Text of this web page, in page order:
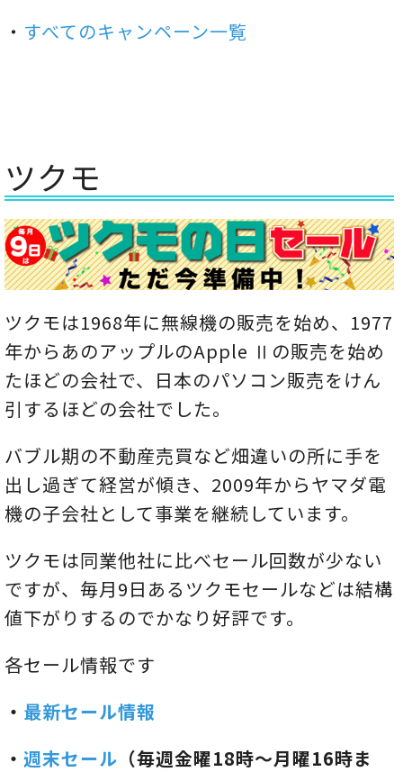
・ すべてのキャンペーン一覧
ツクモ
ツクモは1968年に無線機の販売を始め、1977
年からあのアップルのApple Ⅱの販売を始め
たほどの会社で、日本のパソコン販売をけん
引するほどの会社でした。
バブル期の不動産売買など畑違いの所に手を
出し過ぎて経営が傾き、2009年からヤマダ電
機の子会社として事業を継続しています。
ツクモは同業他社に比べセール回数が少ない
ですが、毎月9日あるツクモセールなどは結構
値下がりするのでかなり好評です。
各セール情報です
・ 最新セール情報
・ 週末セール （毎週金曜18時～月曜16時ま